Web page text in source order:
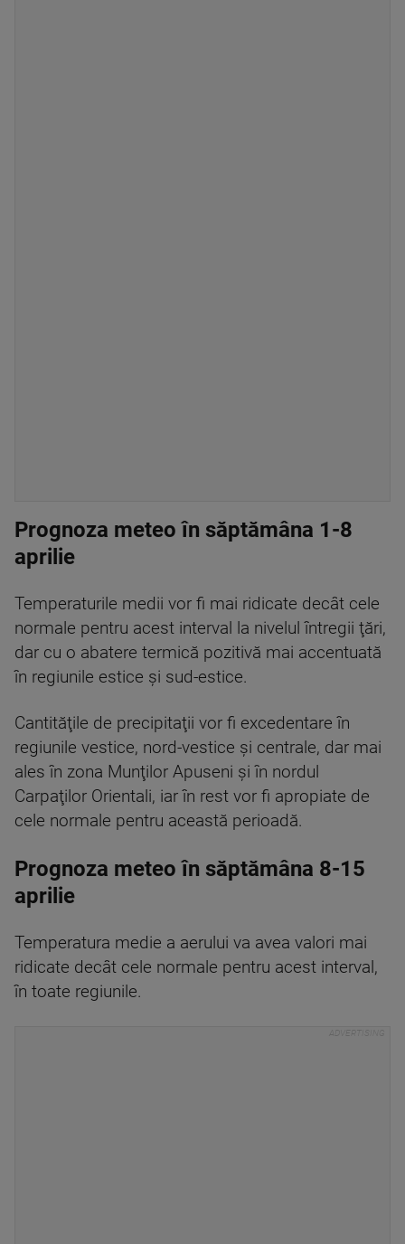
Prognoza meteo în săptămâna 1-8
aprilie
Temperaturile medii vor fi mai ridicate decât cele
normale pentru acest interval la nivelul întregii ţări,
dar cu o abatere termică pozitivă mai accentuată
în regiunile estice şi sud-estice.
Cantităţile de precipitaţii vor fi excedentare în
regiunile vestice, nord-vestice şi centrale, dar mai
ales în zona Munţilor Apuseni şi în nordul
Carpaţilor Orientali, iar în rest vor fi apropiate de
cele normale pentru această perioadă.
Prognoza meteo în săptămâna 8-15
aprilie
Temperatura medie a aerului va avea valori mai
ridicate decât cele normale pentru acest interval,
în toate regiunile.